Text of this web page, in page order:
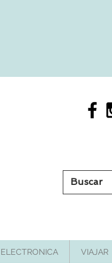
ELECTRONICA VIAJAR